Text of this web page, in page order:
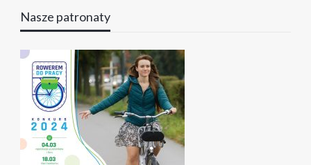
Nasze patronaty